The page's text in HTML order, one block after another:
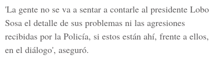
'La gente no se va a sentar a contarle al presidente Lobo
Sosa el detalle de sus problemas ni las agresiones
recibidas por la Policía, si estos están ahí, frente a ellos,
en el diálogo', aseguró.